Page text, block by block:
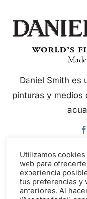
Daniel Smith es
pinturas y medios
Este sitio web
traducir el
Utilizamos
web para
experiencia
tus preferencias y
anteriores. Al